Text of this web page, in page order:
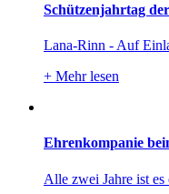
Schützenjahrtag
Lana-Rinn - Auf
+ Mehr lesen
Ehrenkompanie
Alle zwei Jahre ist es